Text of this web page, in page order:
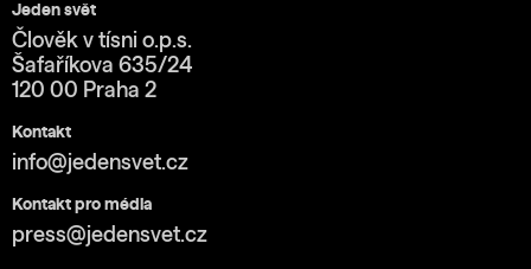
Jeden svět
Člověk v tísni o.p.s.
Šafaříkova 635/24
120 00 Praha 2
Kontakt
info@jedensvet.cz
Kontakt pro média
press@jedensvet.cz